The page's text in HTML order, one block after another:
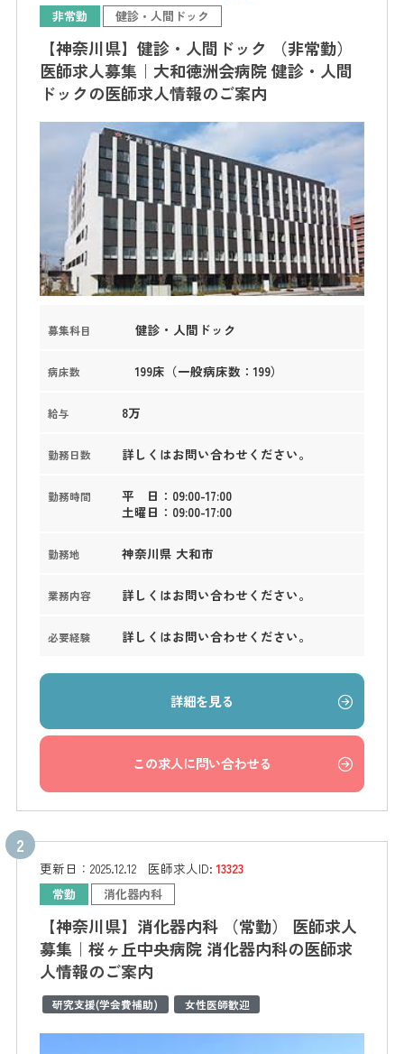
非常勤 健診・人間ドック
【神奈川県】健診・人間ドック （非常勤）
医師求人募集｜大和徳洲会病院 健診・人間
ドックの医師求人情報のご案内
募集科目 健診・人間ドック
病床数 199床（一般病床数：199）
給与 8万
勤務日数 詳しくはお問い合わせください。
勤務時間
平 日：09:00-17:00
土曜日：09:00-17:00
勤務地 神奈川県 大和市
業務内容 詳しくはお問い合わせください。
必要経験 詳しくはお問い合わせください。
詳細を見る
この求人に問い合わせる
更新日： 2025.12.12 医師求人ID:13323
常勤 消化器内科
【神奈川県】消化器内科 （常勤） 医師求人
募集｜桜ヶ丘中央病院 消化器内科の医師求
人情報のご案内
研究支援(学会費補助) 女性医師歓迎